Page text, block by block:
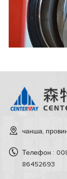
чанша,
Телефон :
86452693